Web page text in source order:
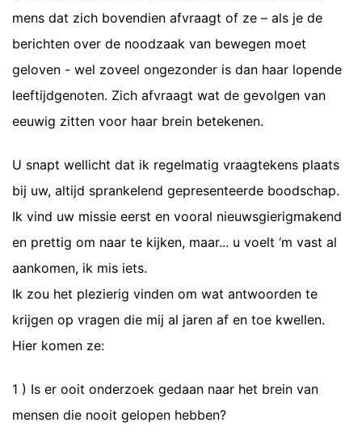
mens dat zich bovendien afvraagt of ze – als je de
berichten over de noodzaak van bewegen moet
geloven - wel zoveel ongezonder is dan haar lopende
leeftijdgenoten. Zich afvraagt wat de gevolgen van
eeuwig zitten voor haar brein betekenen.
U snapt wellicht dat ik regelmatig vraagtekens plaats
bij uw, altijd sprankelend gepresenteerde boodschap.
Ik vind uw missie eerst en vooral nieuwsgierigmakend
en prettig om naar te kijken, maar... u voelt ‘m vast al
aankomen, ik mis iets.
Ik zou het plezierig vinden om wat antwoorden te
krijgen op vragen die mij al jaren af en toe kwellen.
Hier komen ze:
1 ) Is er ooit onderzoek gedaan naar het brein van
mensen die nooit gelopen hebben?